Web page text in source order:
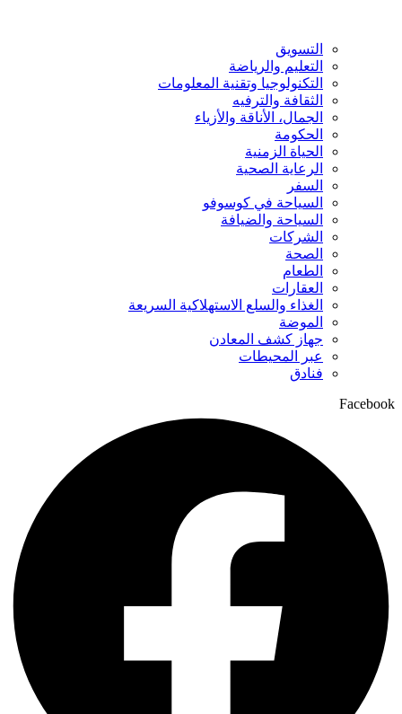
التسويق
التعليم والرياضة
التكنولوجيا وتقنية المعلومات
الثقافة والترفيه
الجمال، الأناقة والأزياء
الحكومة
الحياة الزمنية
الرعاية الصحية
السفر
السياحة في كوسوفو
السياحة والضيافة
الشركات
الصحة
الطعام
العقارات
الغذاء والسلع الاستهلاكية السريعة
الموضة
جهاز كشف المعادن
عبر المحيطات
فنادق
Facebook